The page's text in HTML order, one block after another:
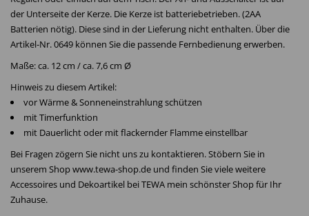
der Unterseite der Kerze. Die Kerze ist batteriebetrieben. (2AA
Batterien nötig). Diese sind in der Lieferung nicht enthalten. Über die
Artikel-Nr. 0649 können Sie die passende Fernbedienung erwerben.
Maße: ca. 12 cm / ca. 7,6 cm Ø
Hinweis zu diesem Artikel:
vor Wärme & Sonneneinstrahlung schützen
mit Timerfunktion
mit Dauerlicht oder mit flackernder Flamme einstellbar
Bei Fragen zögern Sie nicht uns zu kontaktieren. Stöbern Sie in
unserem Shop www.tewa-shop.de und finden Sie viele weitere
Accessoires und Dekoartikel bei TEWA mein schönster Shop für Ihr
Zuhause.